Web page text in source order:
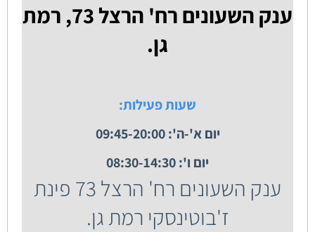
ענק השעונים רח' הרצל 73, רמת
גן.
שעות פעילות:
יום א'-ה': 09:45-20:00
יום ו': 08:30-14:30
ענק השעונים רח' הרצל 73 פינת
ז'בוטינסקי רמת גן.